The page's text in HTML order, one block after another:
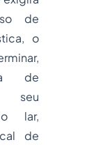
de
o
de
lar,
de